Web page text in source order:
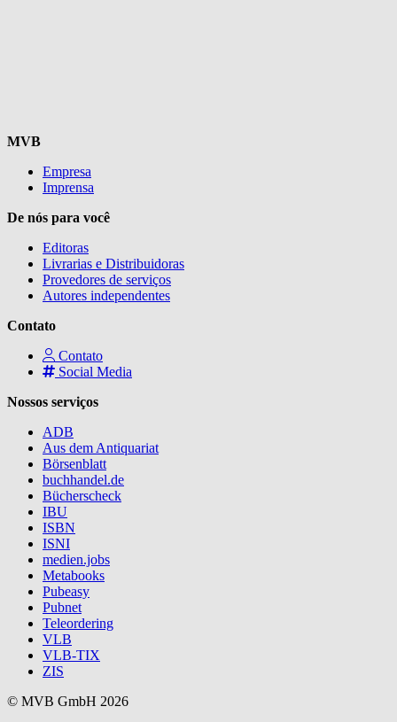
MVB
Empresa
Imprensa
De nós para você
Editoras
Livrarias e Distribuidoras
Provedores de serviços
Autores independentes
Contato
Contato
Social Media
Nossos serviços
ADB
Aus dem Antiquariat
Börsenblatt
buchhandel.de
Bücherscheck
IBU
ISBN
ISNI
medien.jobs
Metabooks
Pubeasy
Pubnet
Teleordering
VLB
VLB-TIX
ZIS
© MVB GmbH 2026